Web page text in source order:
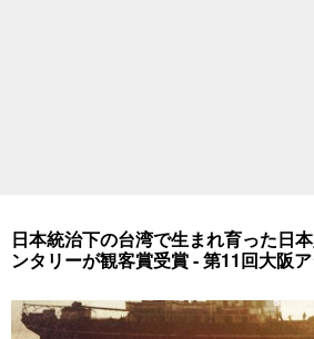
日本統治下の台湾で生まれ育った日
ンタリーが観客賞受賞 - 第11回大阪